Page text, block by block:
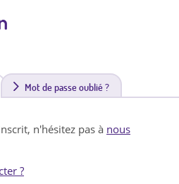
Mot de passe oublié ?
n'hésitez pas à nous
?